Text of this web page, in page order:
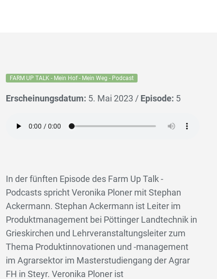
FARM UP TALK - Mein Hof - Mein Weg - Podcast
Erscheinungsdatum: 5. Mai 2023 / Episode: 5
In der fünften Episode des Farm Up Talk -
Podcasts spricht Veronika Ploner mit Stephan
Ackermann. Stephan Ackermann ist Leiter im
Produktmanagement bei Pöttinger Landtechnik in
Grieskirchen und Lehrveranstaltungsleiter zum
Thema Produktinnovationen und -management
im Agrarsektor im Masterstudiengang der Agrar
FH in Steyr. Veronika Ploner ist